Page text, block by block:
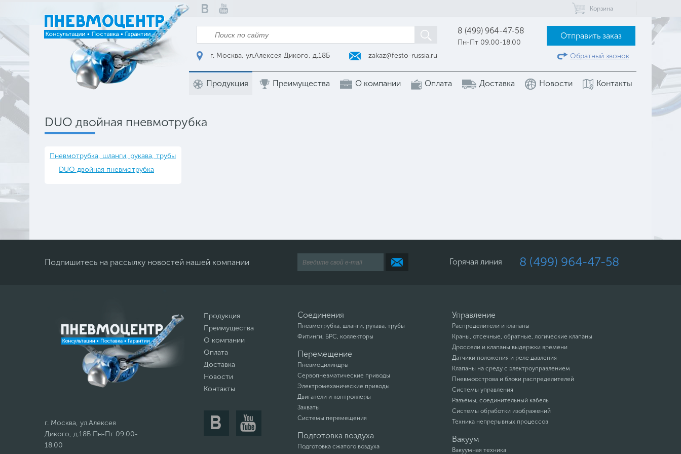
Корзина
г. Москва, ул.Алексея Дикого, д.18Б zakaz@festo-russia.ru
8 (499) 964-47-58
Пн-Пт 09.00-18.00
Отправить заказ
Обратный звонок
Продукция Преимущества О компании Оплата Доставка Новости Контакты
DUO двойная пневмотрубка
Пневмотрубка, шланги, рукава, трубы
DUO двойная пневмотрубка
Подпишитесь на рассылку новостей нашей компании Горячая линия 8 (499) 964-47-58
г. Москва, ул.Алексея
Дикого, д.18Б Пн-Пт 09.00-
18.00
Продукция
Преимущества
О компании
Оплата
Доставка
Новости
Контакты
Соединения
Пневмотрубка, шланги, рукава, трубы
Фитинги, БРС, коллекторы
Перемещение
Пневмоцилиндры
Сервопневматические приводы
Электромеханические приводы
Двигатели и контроллеры
Захваты
Системы перемещения
Подготовка воздуха
Подготовка сжатого воздуха
Управление
Распределители и клапаны
Краны, отсечные, обратные, логические клапаны
Дроссели и клапаны выдержки времени
Датчики положения и реле давления
Клапаны на среду с электроуправлением
Пневмоострова и блоки распределителей
Системы управления
Разъёмы, соединительный кабель
Системы обработки изображений
Техника непрерывных процессов
Вакуум
Вакуумная техника